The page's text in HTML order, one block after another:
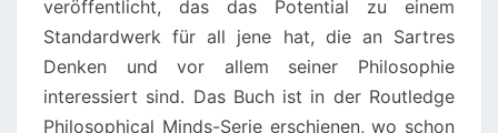
veröffentlicht, das das Potential zu einem
Standardwerk für all jene hat, die an Sartres
Denken und vor allem seiner Philosophie
interessiert sind. Das Buch ist in der Routledge
Philosophical Minds-Serie erschienen, wo schon